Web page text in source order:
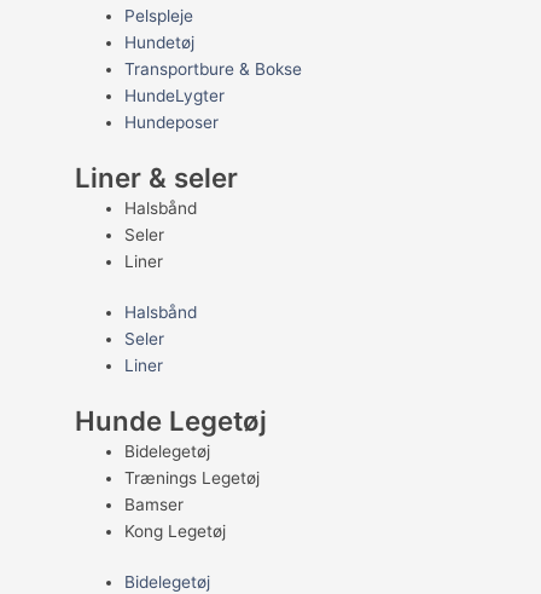
Pelspleje
Hundetøj
Transportbure & Bokse
HundeLygter
Hundeposer
Liner & seler
Halsbånd
Seler
Liner
Halsbånd
Seler
Liner
Hunde Legetøj
Bidelegetøj
Trænings Legetøj
Bamser
Kong Legetøj
Bidelegetøj